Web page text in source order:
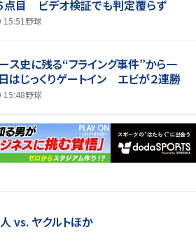
点目 ビデオ検証でも判定覆らず
野球
ース史に残る“フライング事件”から一
はじっくりゲートイン エビが２連勝
15:48野球
人 vs. ヤクルトほか